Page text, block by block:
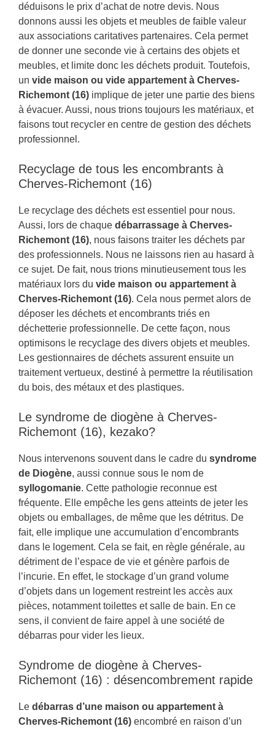
déduisons le prix d’achat de notre devis. Nous
donnons aussi les objets et meubles de faible valeur
aux associations caritatives partenaires. Cela permet
de donner une seconde vie à certains des objets et
meubles, et limite donc les déchets produit. Toutefois,
un vide maison ou vide appartement à Cherves-
Richemont (16) implique de jeter une partie des biens
à évacuer. Aussi, nous trions toujours les matériaux, et
faisons tout recycler en centre de gestion des déchets
professionnel.
Recyclage de tous les encombrants à
Cherves-Richemont (16)
Le recyclage des déchets est essentiel pour nous.
Aussi, lors de chaque débarrassage à Cherves-
Richemont (16), nous faisons traiter les déchets par
des professionnels. Nous ne laissons rien au hasard à
ce sujet. De fait, nous trions minutieusement tous les
matériaux lors du vide maison ou appartement à
Cherves-Richemont (16). Cela nous permet alors de
déposer les déchets et encombrants triés en
déchetterie professionnelle. De cette façon, nous
optimisons le recyclage des divers objets et meubles.
Les gestionnaires de déchets assurent ensuite un
traitement vertueux, destiné à permettre la réutilisation
du bois, des métaux et des plastiques.
Le syndrome de diogène à Cherves-
Richemont (16), kezako?
Nous intervenons souvent dans le cadre du syndrome
de Diogène, aussi connue sous le nom de
syllogomanie. Cette pathologie reconnue est
fréquente. Elle empêche les gens atteints de jeter les
objets ou emballages, de même que les détritus. De
fait, elle implique une accumulation d’encombrants
dans le logement. Cela se fait, en règle générale, au
détriment de l’espace de vie et génère parfois de
l’incurie. En effet, le stockage d’un grand volume
d’objets dans un logement restreint les accès aux
pièces, notamment toilettes et salle de bain. En ce
sens, il convient de faire appel à une société de
débarras pour vider les lieux.
Syndrome de diogène à Cherves-
Richemont (16) : désencombrement rapide
Le débarras d’une maison ou appartement à
Cherves-Richemont (16) encombré en raison d’un